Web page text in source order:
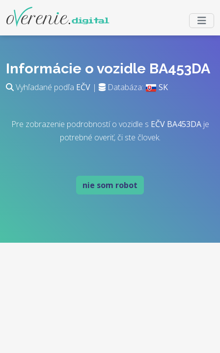
Informácie o vozidle BA453DA
Vyhľadané podľa EČV | Databáza: SK
Pre zobrazenie podrobností o vozidle s EČV BA453DAje
potrebné overiť, či ste človek.
nie som robot